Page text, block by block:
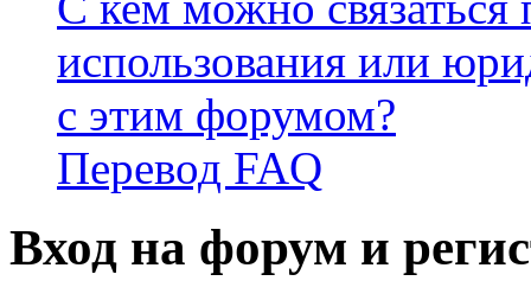
использования или
с этим форумом?
Перевод FAQ
Вход на форум и